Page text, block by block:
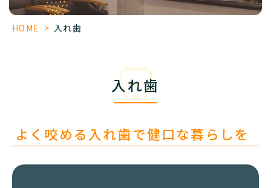
HOME > 入れ歯
入れ歯
よく咬める入れ歯で健口な暮らしを